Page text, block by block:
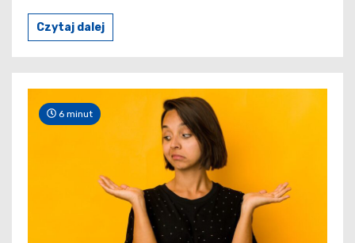
Czytaj dalej
6 minut